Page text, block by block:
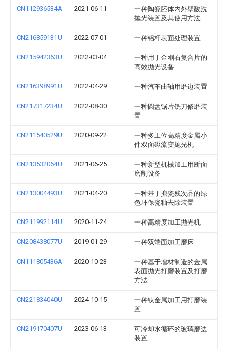
CN112936534A 2021-06-11
一种陶瓷胚体内外壁酸洗
抛光装置及其使用方法
CN216859131U 2022-07-01 一种铝杆表面处理装置
CN215942363U 2022-03-04
一种用于金刚石复合片的
高效抛光设备
CN216398991U 2022-04-29 一种汽车曲轴用磨边装置
CN217317234U 2022-08-30
一种圆盘锯片铣刀修磨装
置
CN211540529U 2020-09-22
一种多工位高精度金属小
件双面磁流变抛光机
CN213532064U 2021-06-25
一种新型机械加工用断面
磨削设备
CN213004493U 2021-04-20
一种基于搪瓷残次品的绿
色环保瓷釉去除装置
CN211992114U 2020-11-24 一种高精度加工抛光机
CN208438077U 2019-01-29 一种双端面加工磨床
CN111805436A 2020-10-23
一种基于增材制造的金属
表面抛光打磨装置及打磨
方法
CN221834040U 2024-10-15
一种钛金属加工用打磨装
置
CN219170407U 2023-06-13
可冷却水循环的玻璃磨边
装置